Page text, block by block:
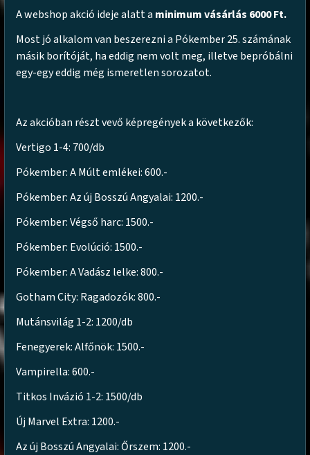
A webshop akció ideje alatt a minimum vásárlás 6000 Ft.
Most jó alkalom van beszerezni a Pókember 25. számának
másik borítóját, ha eddig nem volt meg, illetve bepróbálni
egy-egy eddig még ismeretlen sorozatot.
Az akcióban részt vevő képregények a következők:
Vertigo 1-4: 700/db
Pókember: A Múlt emlékei: 600.-
Pókember: Az új Bosszú Angyalai: 1200.-
Pókember: Végső harc: 1500.-
Pókember: Evolúció: 1500.-
Pókember: A Vadász lelke: 800.-
Gotham City: Ragadozók: 800.-
Mutánsvilág 1-2: 1200/db
Fenegyerek: Alfőnök: 1500.-
Vampirella: 600.-
Titkos Invázió 1-2: 1500/db
Új Marvel Extra: 1200.-
Az új Bosszú Angyalai: Őrszem: 1200.-